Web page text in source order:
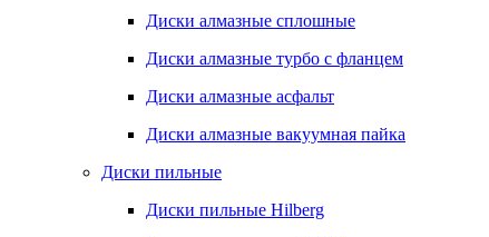
Диски алмазные сплошные
Диски алмазные турбо с фланцем
Диски алмазные асфальт
Диски алмазные вакуумная пайка
Диски пильные
Диски пильные Hilberg